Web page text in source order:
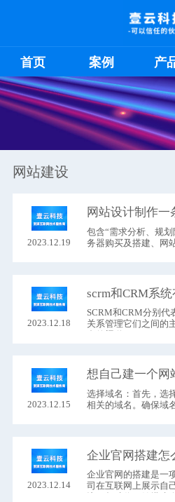
首页 案例 产
网站建设
2023.12.19
网站设计制作一
包含“需求分析、规
务器购买及搭建、网
2023.12.18
scrm和CRM系
SCRM和CRM分别代
关系管理它们之间的
2023.12.15
选择域名：首先，选
相关的域名。确保域
2023.12.14
企业官网搭建怎
企业官网的搭建是一
司在互联网上展示自